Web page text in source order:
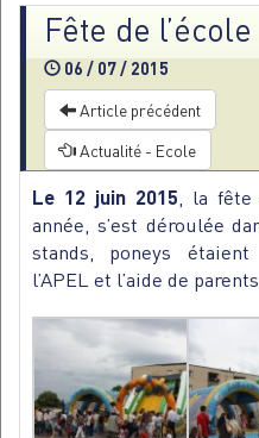
Fête de l’école
06 / 07 / 2015
Article précédent
Actualité - Ecole
Le 12 juin 2015 , la
année, s’est déroulée
stands, poneys
l’APEL et l’aide de